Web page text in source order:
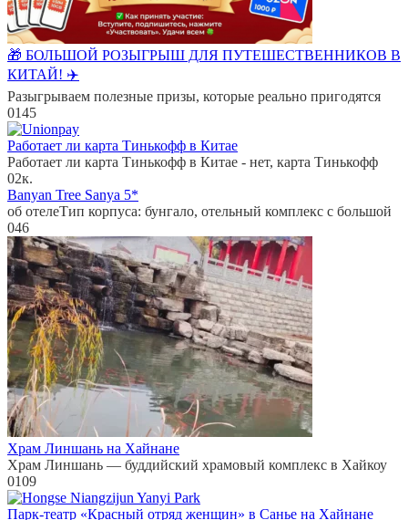
🎁 БОЛЬШОЙ РОЗЫГРЫШ ДЛЯ ПУТЕШЕСТВЕННИКОВ В
КИТАЙ! ✈️
Разыгрываем полезные призы, которые реально пригодятся
0145
Работает ли карта Тинькофф в Китае
Работает ли карта Тинькофф в Китае - нет, карта Тинькофф
02к.
Banyan Tree Sanya 5*
об отелеТип корпуса: бунгало, отельный комплекс с большой
046
Храм Линшань на Хайнане
Храм Линшань — буддийский храмовый комплекс в Хайкоу
0109
Парк-театр «Красный отряд женщин» в Санье на Хайнане